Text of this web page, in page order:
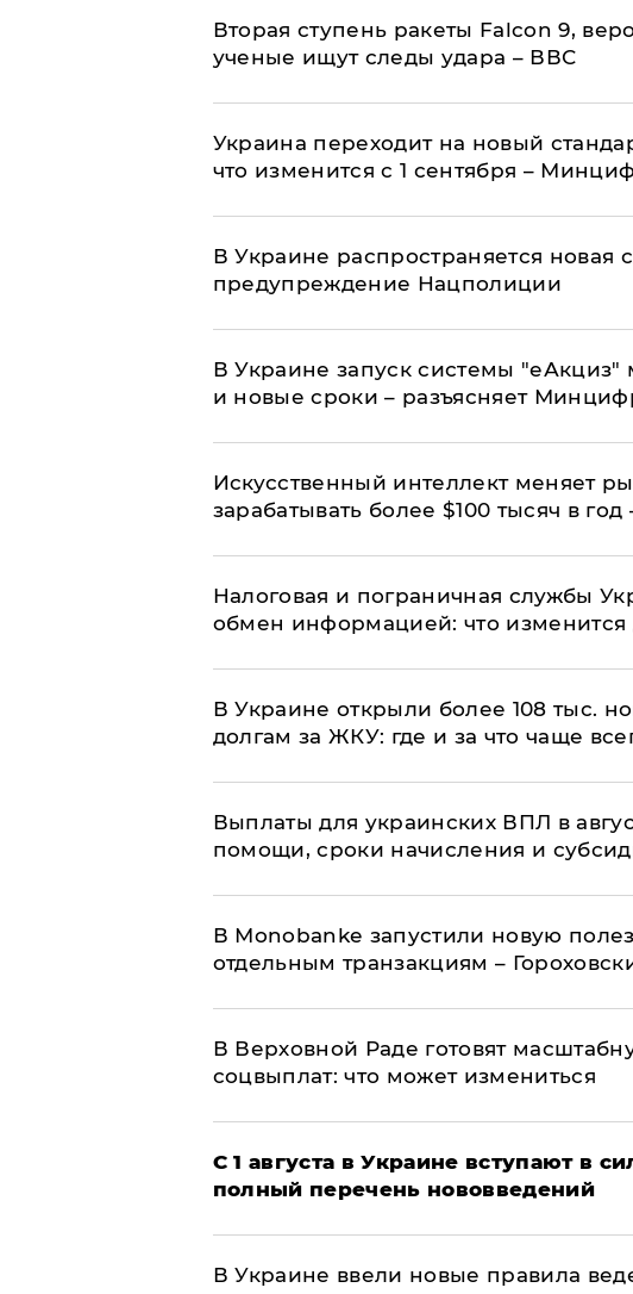
Вторая ступень ракеты Falcon 9,
ученые ищут следы удара – ВВС
Украина переходит на новый
что изменится с 1 сентября –
В Украине распространяется новая
предупреждение Нацполиции
В Украине запуск системы "еАкциз"
и новые сроки – разъясняет
Искусственный интеллект меняет
зарабатывать более $100 тысяч в год
Налоговая и пограничная службы
обмен информацией: что изменится
В Украине открыли более 108 тыс.
долгам за ЖКУ: где и за что чаще
Выплаты для украинских ВПЛ в
помощи, сроки начисления и
В Мonobankе запустили новую
отдельным транзакциям –
В Верховной Раде готовят
соцвыплат: что может измениться
С 1 августа в Украине вступают в
полный перечень нововведений
В Украине ввели новые правила